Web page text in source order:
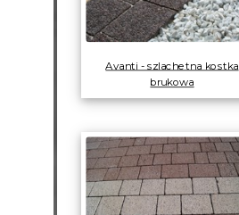
Avanti - szlachetna kostka
brukowa